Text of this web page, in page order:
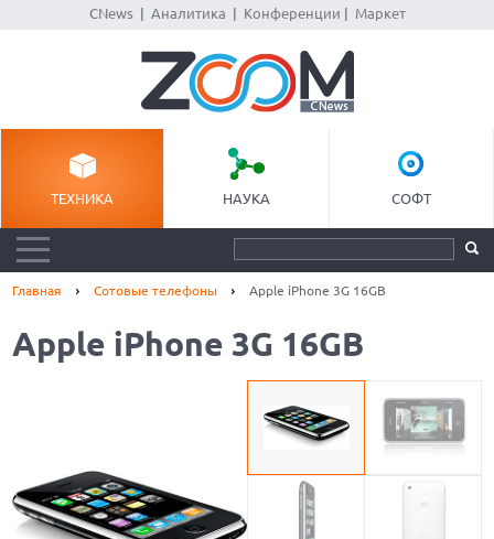
CNews| Аналитика Конференции Маркет
ТЕХНИКА НАУКА СОФТ
Главная Сотовые телефоны Apple iPhone 3G 16GB
Apple iPhone 3G 16GB